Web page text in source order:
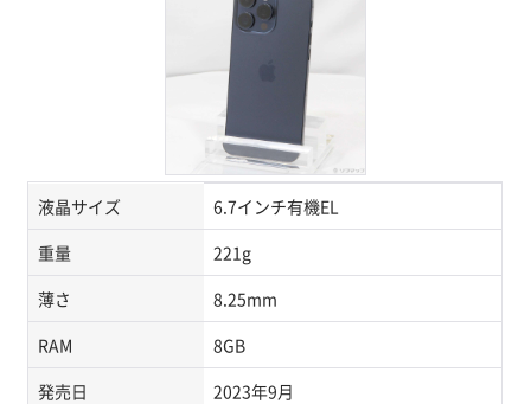
液晶サイズ
6.7インチ有機EL
重量
221g
薄さ
8.25mm
RAM
8GB
発売日
2023年9月